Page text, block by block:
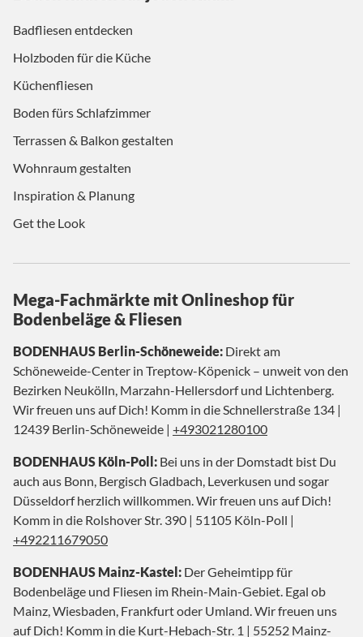
Badfliesen entdecken
Holzboden für die Küche
Küchenfliesen
Boden fürs Schlafzimmer
Terrassen & Balkon gestalten
Wohnraum gestalten
Inspiration & Planung
Get the Look
Mega-Fachmärkte mit Onlineshop für
Bodenbeläge & Fliesen
BODENHAUS Berlin-Schöneweide: Direkt am
Schöneweide-Center in Treptow-Köpenick – unweit von den
Bezirken Neukölln, Marzahn-Hellersdorf und Lichtenberg.
Wir freuen uns auf Dich! Komm in die Schnellerstraße 134 |
12439 Berlin-Schöneweide | +493021280100
BODENHAUS Köln-Poll: Bei uns in der Domstadt bist Du
auch aus Bonn, Bergisch Gladbach, Leverkusen und sogar
Düsseldorf herzlich willkommen. Wir freuen uns auf Dich!
Komm in die Rolshover Str. 390 | 51105 Köln-Poll |
+492211679050
BODENHAUS Mainz-Kastel: Der Geheimtipp für
Bodenbeläge und Fliesen im Rhein-Main-Gebiet. Egal ob
Mainz, Wiesbaden, Frankfurt oder Umland. Wir freuen uns
auf Dich! Komm in die Kurt-Hebach-Str. 1 | 55252 Mainz-